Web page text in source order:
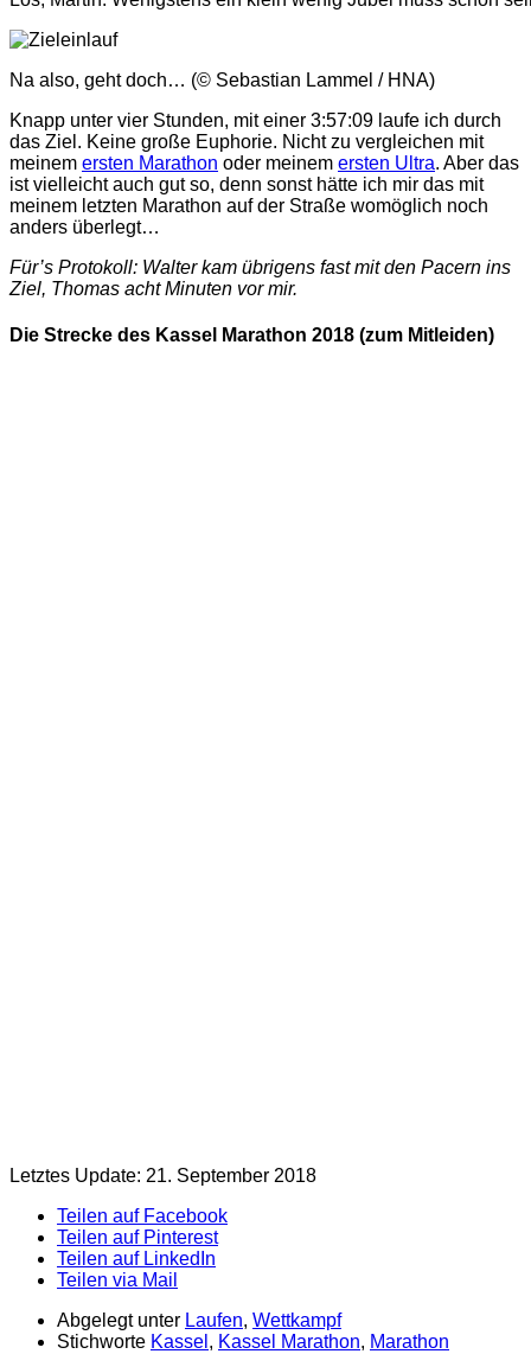
Na also, geht doch… (© Sebastian Lammel / HNA)
Knapp unter vier Stunden, mit einer 3:57:09 laufe ich durch
das Ziel. Keine große Euphorie. Nicht zu vergleichen mit
meinem ersten Marathon oder meinem ersten Ultra. Aber das
ist vielleicht auch gut so, denn sonst hätte ich mir das mit
meinem letzten Marathon auf der Straße womöglich noch
anders überlegt…
Für’s Protokoll: Walter kam übrigens fast mit den Pacern ins
Ziel, Thomas acht Minuten vor mir.
Die Strecke des Kassel Marathon 2018 (zum Mitleiden)
Letztes Update: 21. September 2018
Teilen auf Facebook
Teilen auf Pinterest
Teilen auf LinkedIn
Teilen via Mail
Abgelegt unter Laufen, Wettkampf
Stichworte Kassel , Kassel Marathon, Marathon